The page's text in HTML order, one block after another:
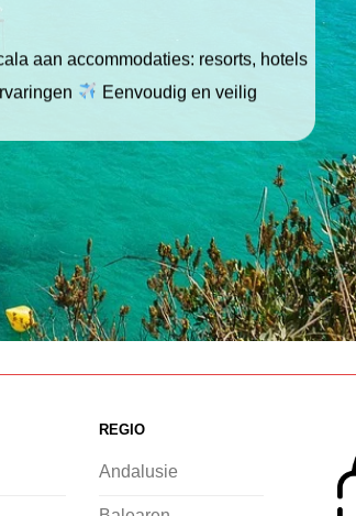
aan accommodaties: resorts, hotels
Eenvoudig en veilig
REGIO
Andalusie